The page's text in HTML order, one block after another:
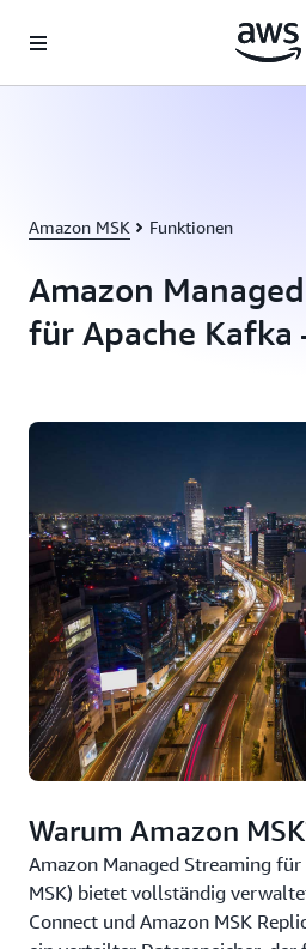
Überspringen zum Hauptinhalt
Amazon MSK Funktionen
Amazon
für Apache Kafka
Warum Amazon
Amazon Managed Streaming
MSK) bietet vollständig
Connect und Amazon MSK